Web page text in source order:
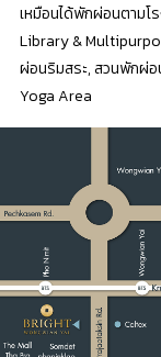
เหมือนได้พักผ่อนตามโ
Library &
ผ่อนริมสระ, สวนพักผ่อ
Yoga Area